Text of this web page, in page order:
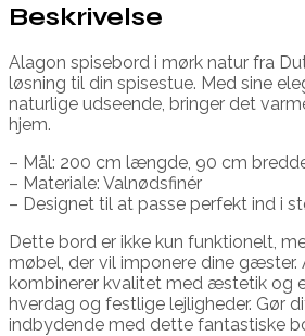
Beskrivelse
Alagon spisebord i mørk natur fra
løsning til din spisestue. Med sine
naturlige udseende, bringer det
hjem.
– Mål: 200 cm længde, 90 cm
– Materiale: Valnødsfinér
– Designet til at passe perfekt ind i
Dette bord er ikke kun funktionelt,
møbel, der vil imponere dine
kombinerer kvalitet med æstetik og
hverdag og festlige lejligheder. Gør
indbydende med dette fantastiske